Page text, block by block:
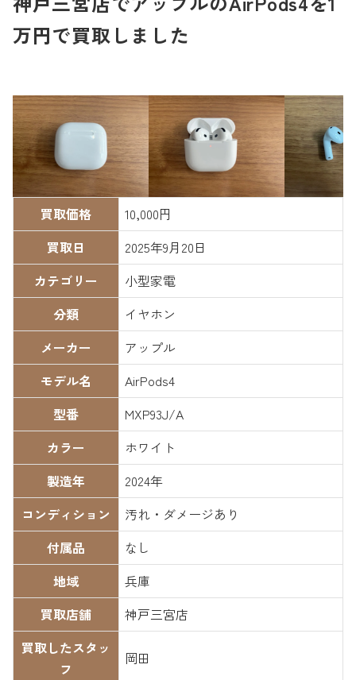
万円で買取しました
買取価格
10,000円
買取日
2025年9月20日
カテゴリー
小型家電
分類
イヤホン
メーカー
アップル
モデル名
AirPods4
型番
MXP93J/A
カラー
ホワイト
製造年
2024年
コンディション
汚れ・ダメージあり
付属品
なし
地域
兵庫
買取店舗
神戸三宮店
買取したスタッ
フ
岡田